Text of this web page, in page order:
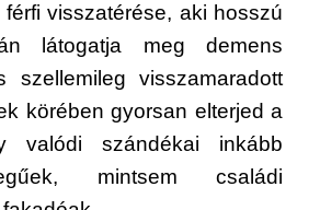
visszatérése, aki hosszú
látogatja meg demens
szellemileg visszamaradott
körében gyorsan elterjed a
valódi szándékai inkább
mintsem családi